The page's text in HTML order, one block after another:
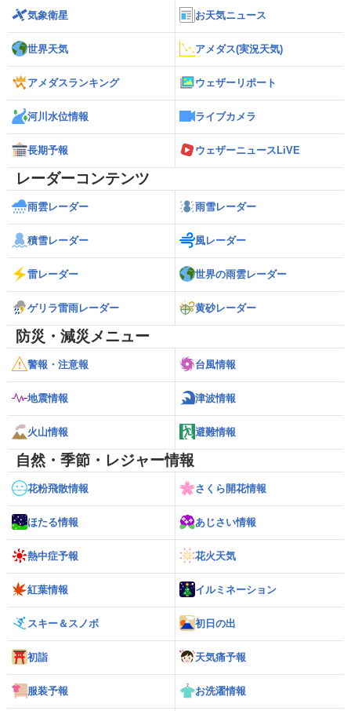
気象衛星 お天気ニュース
世界天気 アメダス(実況天気)
アメダスランキング ウェザーリポート
河川水位情報 ライブカメラ
長期予報 ウェザーニュースLiVE
レーダーコンテンツ
雨雲レーダー 雨雪レーダー
積雪レーダー 風レーダー
雷レーダー 世界の雨雲レーダー
ゲリラ雷雨レーダー 黄砂レーダー
防災・減災メニュー
警報・注意報 台風情報
地震情報 津波情報
火山情報 避難情報
自然・季節・レジャー情報
花粉飛散情報 さくら開花情報
ほたる情報 あじさい情報
熱中症予報 花火天気
紅葉情報 イルミネーション
スキー＆スノボ 初日の出
初詣 天気痛予報
服装予報 お洗濯情報